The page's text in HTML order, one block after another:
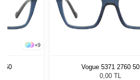
+9
50
Vogue 5371 2760 50
0,00 TL